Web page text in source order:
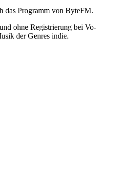
das Programm von ByteFM.
ohne Registrierung bei Vo-
der Genres indie.